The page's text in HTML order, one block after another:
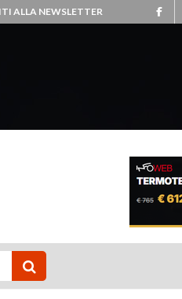
ALLA NEWSLETTER